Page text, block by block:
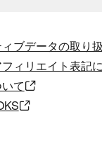
ブデータの取り
ィリエイト表記
て